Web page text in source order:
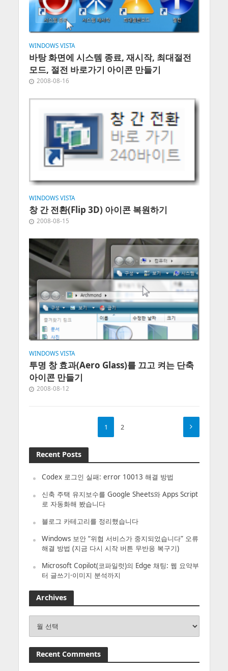
WINDOWS VISTA
바탕 화면에 시스템 종료, 재시작, 최대절전
모드, 절전 바로가기 아이콘 만들기
2008-08-16
WINDOWS VISTA
창 간 전환(Flip 3D) 아이콘 복원하기
2008-08-15
WINDOWS VISTA
투명 창 효과(Aero Glass)를 끄고 켜는 단축
아이콘 만들기
2008-08-12
1 2
Recent Posts
Codex 로그인 실패: error 10013 해결 방법
신축 주택 유지보수를 Google Sheets와 Apps Script
로 자동화해 봤습니다
블로그 카테고리를 정리했습니다
Windows 보안 “위협 서비스가 중지되었습니다” 오류
해결 방법 (지금 다시 시작 버튼 무반응 복구기)
Microsoft Copilot(코파일럿)의 Edge 채팅: 웹 요약부
터 글쓰기·이미지 분석까지
Archives
Recent Comments